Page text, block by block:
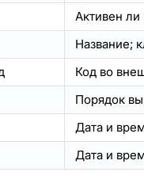
Активен ли
Название;
Код во
Порядок
Дата и
Дата и